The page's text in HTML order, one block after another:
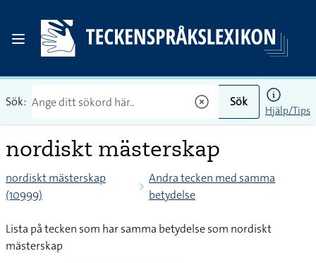
Sök: Sök
Hjälp/Tips
nordiskt mästerskap
nordiskt mästerskap
(10999)
Andra tecken med samma
betydelse
Lista på tecken som har samma betydelse som nordiskt
mästerskap